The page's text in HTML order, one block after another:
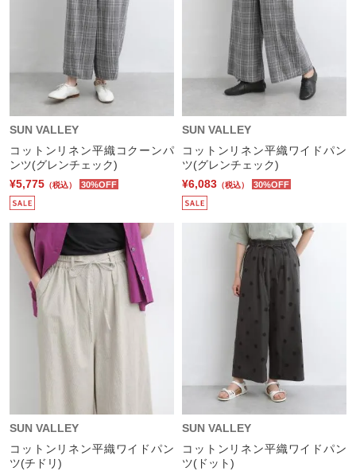
SUN VALLEY
コットンリネン平織コクーンパ
ンツ(グレンチェック)
¥5,775 （税込） 30%OFF
SUN VALLEY
コットンリネン平織ワイドパン
ツ(グレンチェック)
¥6,083 （税込） 30%OFF
SUN VALLEY
コットンリネン平織ワイドパン
ツ(チドリ)
SUN VALLEY
コットンリネン平織ワイドパン
ツ(ドット)